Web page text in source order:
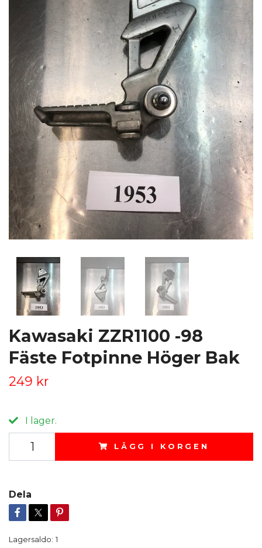
Kawasaki ZZR1100 -98
Fäste Fotpinne Höger Bak
249 kr
I lager.
LÄGG I KORGEN
Dela
Lagersaldo: 1